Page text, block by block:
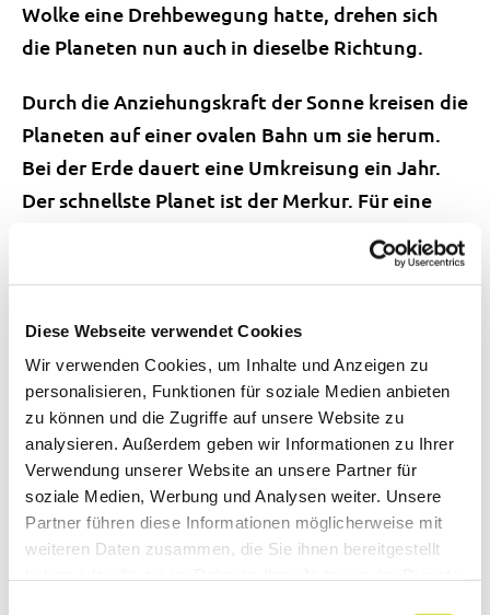
Diese Webseite verwendet Cookies
Wir verwenden Cookies, um Inhalte und Anzeigen zu
personalisieren, Funktionen für soziale Medien anbieten
zu können und die Zugriffe auf unsere Website zu
analysieren. Außerdem geben wir Informationen zu Ihrer
Verwendung unserer Website an unsere Partner für
soziale Medien, Werbung und Analysen weiter. Unsere
Partner führen diese Informationen möglicherweise mit
weiteren Daten zusammen, die Sie ihnen bereitgestellt
Wolke eine Drehbewegung hatte, drehen sich
die Planeten nun auch in dieselbe Richtung.
Durch die Anziehungskraft der Sonne kreisen die
Planeten auf einer ovalen Bahn um sie herum.
Bei der Erde dauert eine Umkreisung ein Jahr.
Der schnellste Planet ist der Merkur. Für eine
Sonnen-Umkreisung braucht er nur 88 Tage. Der
Uranus braucht dazu ganze 84 Jahre, Neptun
Die Planeten drehen sich auch noch um sich
selbst. Eine Drehung der Erde entspricht einem
Tag. Der Jupiter dreht sich am schnellsten, ein
Jupiter-Tag dauert nur zehn Stunden. Die Venus
dreht sich in die andere Richtung um sich selbst
und ist am langsamsten, ein Venus-Tag dauert 4
Monate.